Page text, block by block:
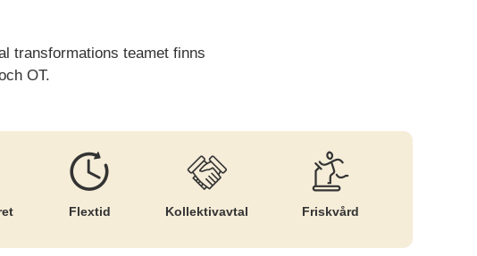
transformations teamet finns
OT.
Flextid Kollektiv­avtal Friskvård